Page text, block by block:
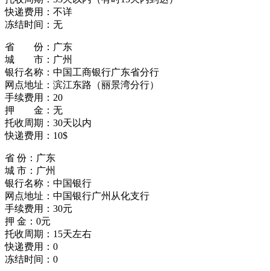
快递费用：不详
冻结时间：无
省 份：广东
城 市：广州
银行名称：中国工商银行广东省分行
网点地址：滨江东路（丽景湾分行）
手续费用：20
押 金：无
托收周期：30天以内
快递费用：10$
省 份：广东
城 市：广州
银行名称：中国银行
网点地址：中国银行广州从化支行
手续费用：30元
押 金：0元
托收周期：15天左右
快递费用：0
冻结时间：0